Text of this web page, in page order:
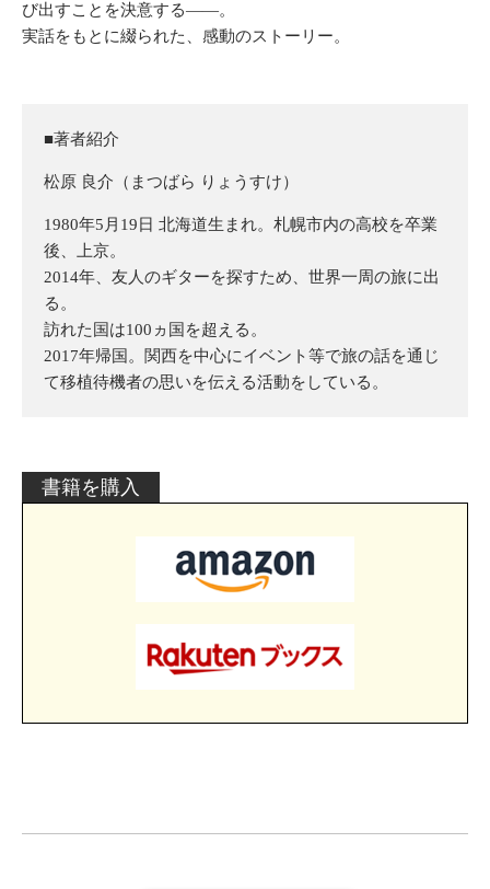
び出すことを決意する――。
実話をもとに綴られた、感動のストーリー。
■著者紹介
松原 良介（まつばら りょうすけ）
1980年5月19日 北海道生まれ。札幌市内の高校を卒業
後、上京。
2014年、友人のギターを探すため、世界一周の旅に出
る。
訪れた国は100ヵ国を超える。
2017年帰国。関西を中心にイベント等で旅の話を通じ
て移植待機者の思いを伝える活動をしている。
書籍を購入